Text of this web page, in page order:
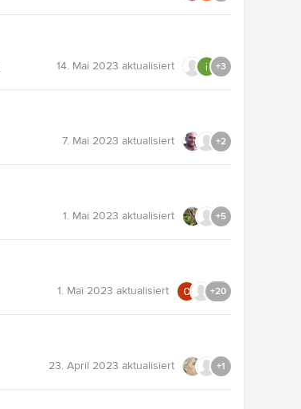
14. Mai 2023 aktualisiert +3
7. Mai 2023 aktualisiert +2
1. Mai 2023 aktualisiert +5
1. Mai 2023 aktualisiert +20
23. April 2023 aktualisiert +1